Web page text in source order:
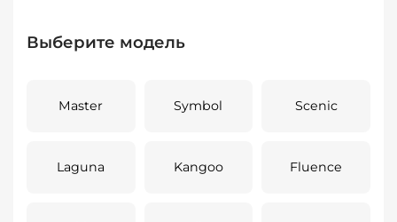
Выберите модель
Master Symbol Scenic
Laguna Kangoo Fluence